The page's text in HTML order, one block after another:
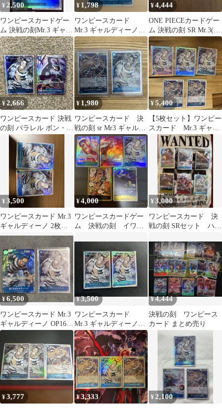
¥ 2,500
ワンピースカードゲー
ム 決戦の刻Mr.3 ギャル
ディーノ SR
¥ 1,798
ワンピースカード
Mr.3 ギャルディーノ決
戦の刻 SR op16-056 1
枚
¥4,444
ONE PIECEカードゲー
ム 決戦の刻 SR Mr.3(ギ
ャルディーノ)
¥2,666
ワンピースカード 決戦
の刻 パラレル ボン・ク
レー SR ギャルディー
¥ 1,980
ワンピースカード 決
戦の刻 sr Mr3 ギャルデ
ィーノ インペルダウ
ンの囚人
¥5,400
【5枚セット】ワンピー
スカード Mr.3 ギャル
ディーノ インペルダ
ウンの囚人
¥3,500
ワンピースカード Mr.3
ギャルディーノ 2枚セ
ット
¥4,000
ワンピースカードゲー
ム 決戦の刻 イワン
¥3,000
ワンピースカード 決
戦の刻 SRセット ハン
¥6,500
ワンピースカード Mr.3
ギャルディーノ OP16-
056 SRパラレルセット
¥3,500
ワンピースカード
Mr.3 ギャルディーノ
インペルダウンの囚人
¥4,444
決戦の刻 ワンピース
カード まとめ売り
¥3,777 ¥3,333 ¥2,100